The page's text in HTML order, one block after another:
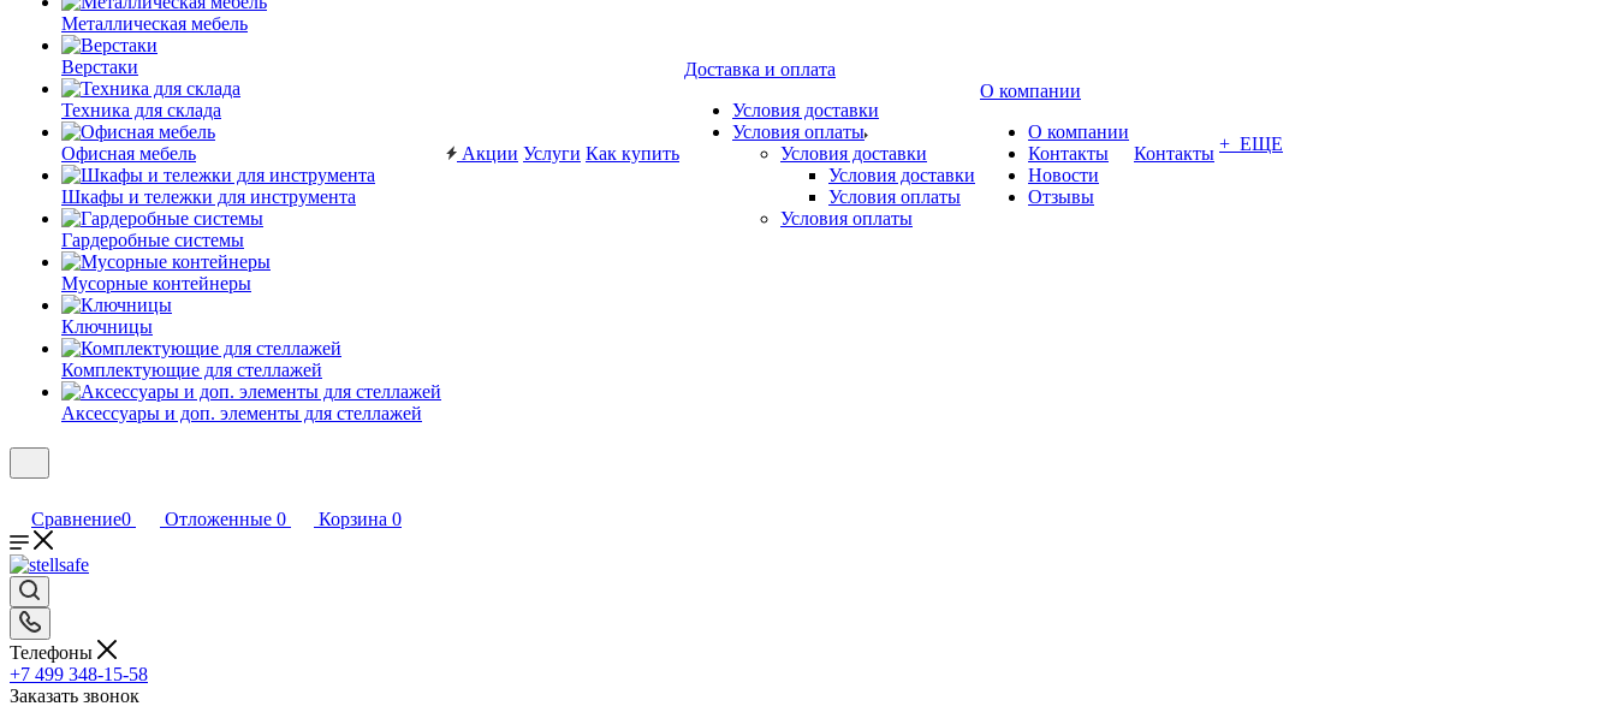
Металлическая мебель
Верстаки
Техника для склада
Офисная мебель
Шкафы и тележки для инструмента
Гардеробные системы
Мусорные контейнеры
Ключницы
Комплектующие для стеллажей
Аксессуары и доп. элементы для стеллажей
Акции Услуги Как купить
Доставка и оплата
Условия доставки
Условия оплаты
Условия доставки
Условия доставки
Условия оплаты
Условия оплаты
О компании
О компании
Контакты
Новости
Отзывы
Контакты + ЕЩЕ
Сравнение0 Отложенные 0 Корзина 0
Телефоны
+7 499 348-15-58
Заказать звонок